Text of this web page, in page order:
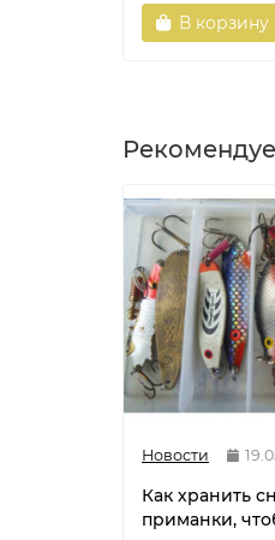
В корзину
Новости
Как хранить
приманки,